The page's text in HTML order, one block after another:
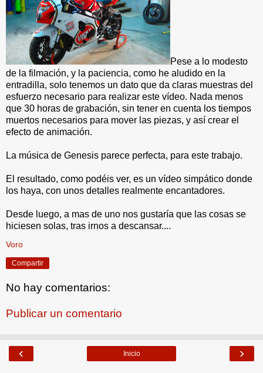
Pese a lo modesto
de la filmación, y la paciencia, como he aludido en la
entradilla, solo tenemos un dato que da claras muestras del
esfuerzo necesario para realizar este vídeo. Nada menos
que 30 horas de grabación, sin tener en cuenta los tiempos
muertos necesarios para mover las piezas, y así crear el
efecto de animación.
La música de Genesis parece perfecta, para este trabajo.
El resultado, como podéis ver, es un vídeo simpático donde
los haya, con unos detalles realmente encantadores.
Desde luego, a mas de uno nos gustaría que las cosas se
hiciesen solas, tras irnos a descansar....
Voro
Compartir
No hay comentarios:
Publicar un comentario
‹ ›
Inicio